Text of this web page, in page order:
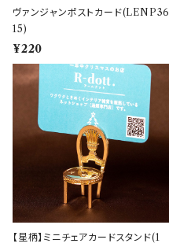
ヴァンジャンポストカード(LENP36
15)
¥220
【星柄】ミニチェアカードスタンド(1